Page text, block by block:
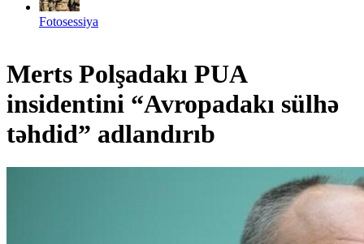
Fotosessiya
Merts Polşadakı PUA
insidentini “Avropadakı sülhə
təhdid” adlandırıb